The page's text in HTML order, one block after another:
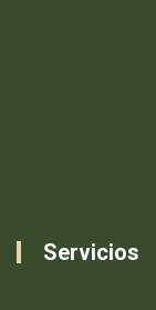
Servicios